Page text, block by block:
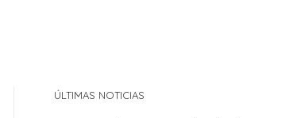
ÚLTIMAS NOTICIAS